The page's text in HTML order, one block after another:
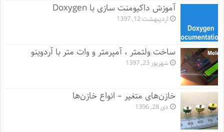
آموزش داکیومنت سازی با Doxygen
اردیبهشت 12, 1397
ساخت ولتمتر ، آمپرمتر و وات متر با آردوینو
شهریور 23, 1397
خازن‌های متغیر – انواع خازن‌ها
دی 28, 1396